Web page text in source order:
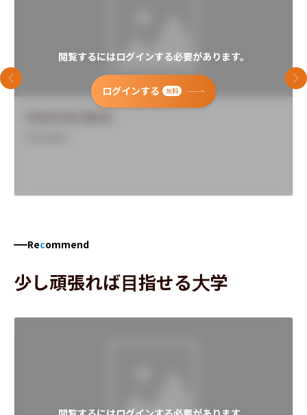
閲覧するにはログインする必要があります。
ログインする 無料
前のスライド 次
Recommend
少し頑張れば目指せる大学